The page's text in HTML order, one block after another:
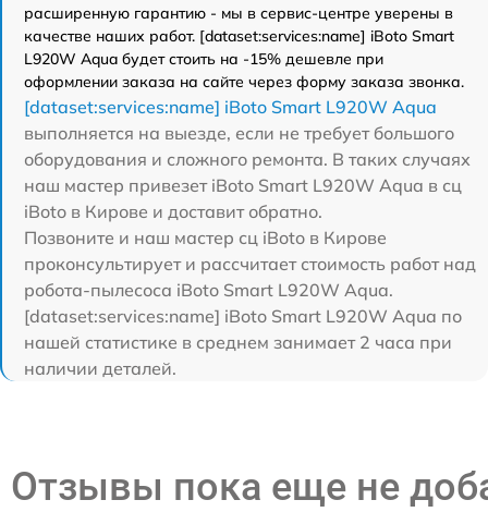
расширенную гарантию - мы в сервис-центре уверены в
качестве наших работ. [dataset:services:name] iBoto Smart
L920W Aqua будет стоить на -15% дешевле при
оформлении заказа на сайте через форму заказа звонка.
[dataset:services:name] iBoto Smart L920W Aqua
выполняется на выезде, если не требует большого
оборудования и сложного ремонта. В таких случаях
наш мастер привезет iBoto Smart L920W Aqua в сц
iBoto в Кирове и доставит обратно.
Позвоните и наш мастер сц iBoto в Кирове
проконсультирует и рассчитает стоимость работ над
робота-пылесоса iBoto Smart L920W Aqua.
[dataset:services:name] iBoto Smart L920W Aqua по
нашей статистике в среднем занимает 2 часа при
наличии деталей.
Отзывы пока еще не